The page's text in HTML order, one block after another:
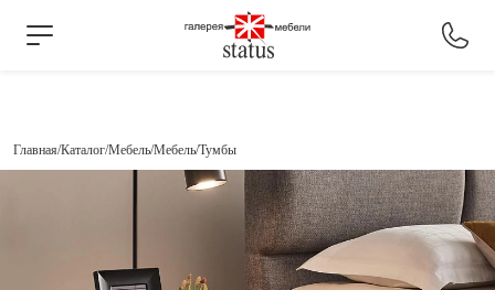
Главная Каталог Мебель Мебель Тумбы